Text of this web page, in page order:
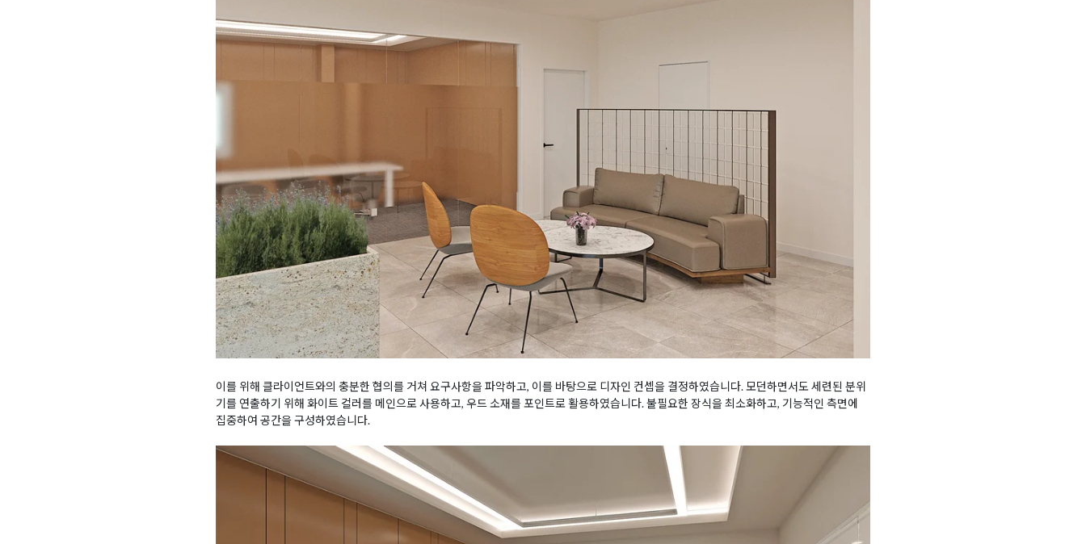
이를 위해 클라이언트와의 충분한 협의를 거쳐 요구사항을 파악하고, 이를 바탕으로 디자인 컨셉을 결정하였습니다. 모던하면서도 세련된 분위
기를 연출하기 위해 화이트 컬러를 메인으로 사용하고, 우드 소재를 포인트로 활용하였습니다. 불필요한 장식을 최소화하고, 기능적인 측면에
집중하여 공간을 구성하였습니다.